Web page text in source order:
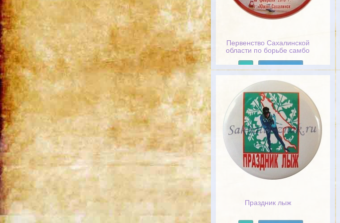
Первенство Сахалинской
области по борьбе самбо
посвященное 75-ти летию
официального признания
самбо. 16 февраля 2013г.
г.Южно-Сахалинск
Праздник лыж